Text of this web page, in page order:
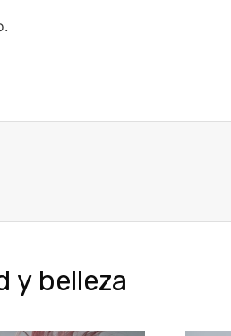
y belleza